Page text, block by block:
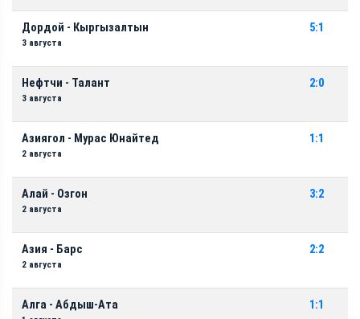
Дордой - Кыргызалтын
3 августа
5:1
Нефтчи - Талант
3 августа
2:0
Азиягол - Мурас Юнайтед
2 августа
1:1
Алай - Озгон
2 августа
3:2
Азия - Барс
2 августа
2:2
Алга - Абдыш-Ата 1:1